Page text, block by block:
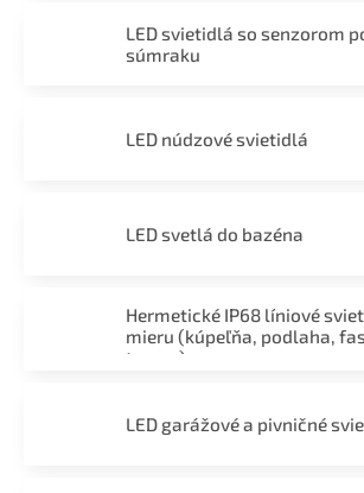
LED svietidlá so senzorom
súmraku
LED núdzové svietidlá
LED svetlá do bazéna
Hermetické IP68 líniové
mieru (kúpeľňa, podlaha,
terasa)
LED garážové a pivničné